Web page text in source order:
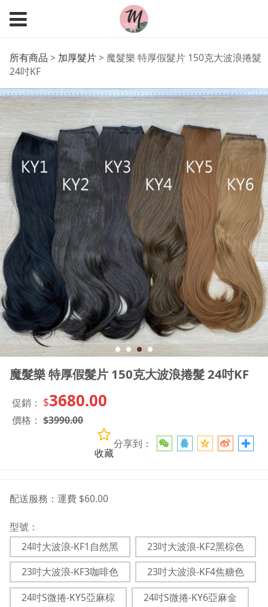
魔髮樂 特厚假髮片 150
克大波浪捲髮 24吋KF
所有商品 > 加厚髮片> 魔髮樂 特厚假髮片 150克大波浪捲髮
24吋KF
魔髮樂 特厚假髮片 150克大波浪捲髮 24吋KF
促銷： $3680.00
價格：$3990.00
分享到：
收藏
配送服務： 運費 $60.00
型號：
24吋大波浪-KF1自然黑
23吋大波浪-KF2黑棕色
23吋大波浪-KF3咖啡色
23吋大波浪-KF4焦糖色
24吋S微捲-KY5亞麻棕
24吋S微捲-KY6亞麻金